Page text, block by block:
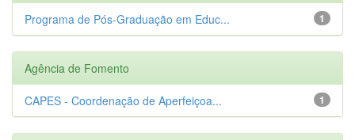
1
Programa de Pós-Graduação em Educ...
Agência de Fomento
1
CAPES - Coordenação de Aperfeiçoa...